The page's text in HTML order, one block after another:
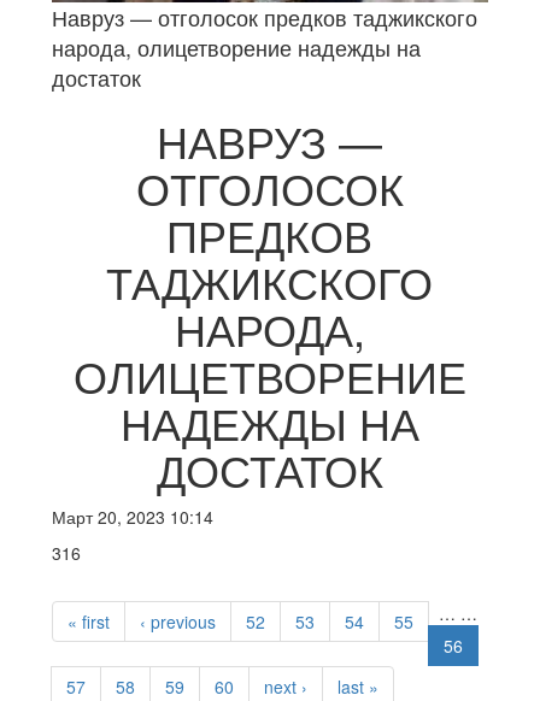
Навруз — отголосок предков таджикского
народа, олицетворение надежды на
достаток
НАВРУЗ —
ОТГОЛОСОК
ПРЕДКОВ
ТАДЖИКСКОГО
НАРОДА,
ОЛИЦЕТВОРЕНИЕ
НАДЕЖДЫ НА
ДОСТАТОК
Март 20, 2023 10:14
316
PAGES
« first ‹ previous …
52 53 54
55
56
57
58 59 60
…
next › last »